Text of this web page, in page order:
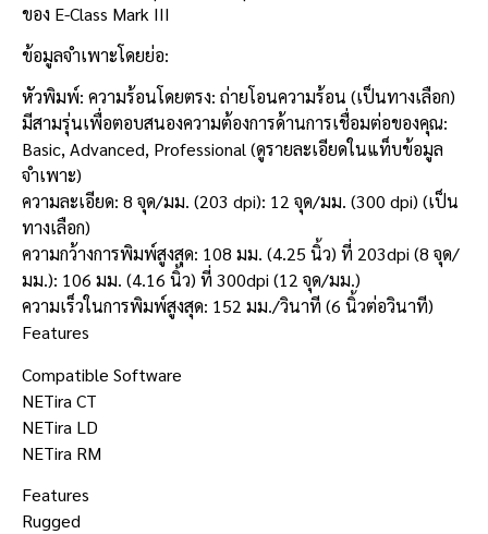
ของ E-Class Mark III
ข้อมูลจำเพาะโดยย่อ:
หัวพิมพ์: ความร้อนโดยตรง: ถ่ายโอนความร้อน (เป็นทางเลือก)
มีสามรุ่นเพื่อตอบสนองความต้องการด้านการเชื่อมต่อของคุณ:
Basic, Advanced, Professional (ดูรายละเอียดในแท็บข้อมูล
จำเพาะ)
ความละเอียด: 8 จุด/มม. (203 dpi): 12 จุด/มม. (300 dpi) (เป็น
ทางเลือก)
ความกว้างการพิมพ์สูงสุด: 108 มม. (4.25 นิ้ว) ที่ 203dpi (8 จุด/
มม.): 106 มม. (4.16 นิ้ว) ที่ 300dpi (12 จุด/มม.)
ความเร็วในการพิมพ์สูงสุด: 152 มม./วินาที (6 นิ้วต่อวินาที)
Features
Compatible Software
NETira CT
NETira LD
NETira RM
Features
Rugged